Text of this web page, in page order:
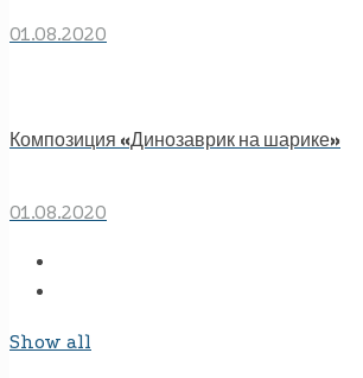
01.08.2020
Композиция «Динозаврик на шарике»
01.08.2020
Show all